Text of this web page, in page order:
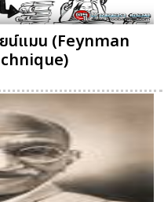
ยน์แมน (Feynman